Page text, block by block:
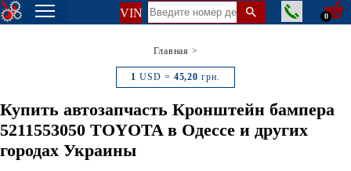
VIN 0
Главная >
1 USD = 45,20 грн.
Купить автозапчасть Кронштейн бампера
5211553050 TOYOTA в Одессе и других
городах Украины